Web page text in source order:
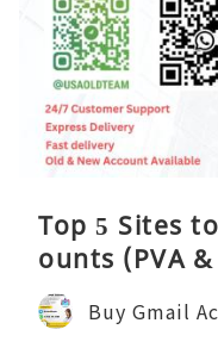
Top 5 Sites
ounts (PVA
Buy Gmail